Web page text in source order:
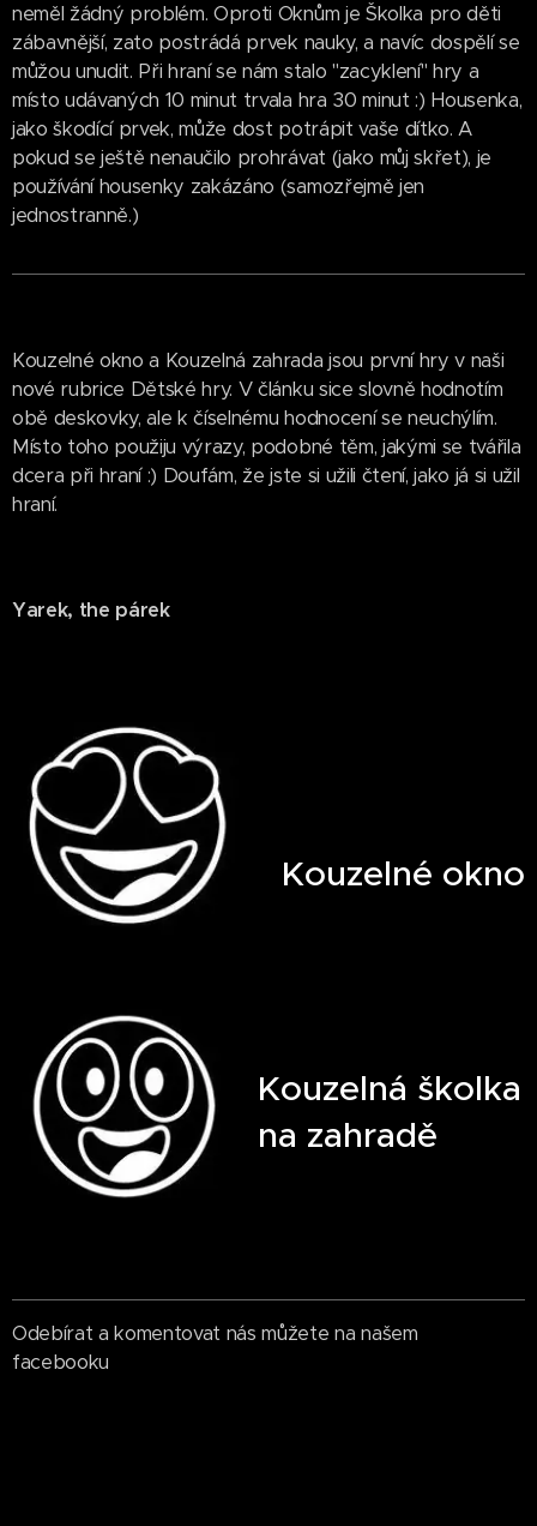
neměl žádný problém. Oproti Oknům je Školka pro děti
zábavnější, zato postrádá prvek nauky, a navíc dospělí se
můžou unudit. Při hraní se nám stalo "zacyklení" hry a
místo udávaných 10 minut trvala hra 30 minut :) Housenka,
jako škodící prvek, může dost potrápit vaše dítko. A
pokud se ještě nenaučilo prohrávat (jako můj skřet), je
používání housenky zakázáno (samozřejmě jen
jednostranně.)
Kouzelné okno a Kouzelná zahrada jsou první hry v naši
nové rubrice Dětské hry. V článku sice slovně hodnotím
obě deskovky, ale k číselnému hodnocení se neuchýlím.
Místo toho použiju výrazy, podobné těm, jakými se tvářila
dcera při hraní :) Doufám, že jste si užili čtení, jako já si užil
hraní.
Yarek, the párek
Kouzelné okno
Kouzelná školka
na zahradě
Odebírat a komentovat nás můžete na našem
facebooku